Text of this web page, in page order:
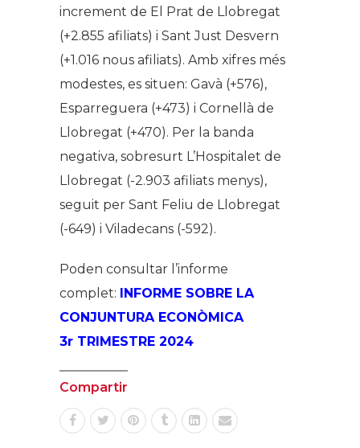
increment de El Prat de Llobregat
(+2.855 afiliats) i Sant Just Desvern
(+1.016 nous afiliats). Amb xifres més
modestes, es situen: Gavà (+576),
Esparreguera (+473) i Cornellà de
Llobregat (+470). Per la banda
negativa, sobresurt L’Hospitalet de
Llobregat (-2.903 afiliats menys),
seguit per Sant Feliu de Llobregat
(-649) i Viladecans (-592).
Poden consultar l’informe
complet: INFORME SOBRE LA
CONJUNTURA ECONÒMICA
3r TRIMESTRE 2024
Compartir